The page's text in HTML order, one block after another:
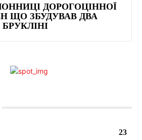
ДОРОГОЦІННОЇ
ЩО ЗБУДУВАВ ДВА
23